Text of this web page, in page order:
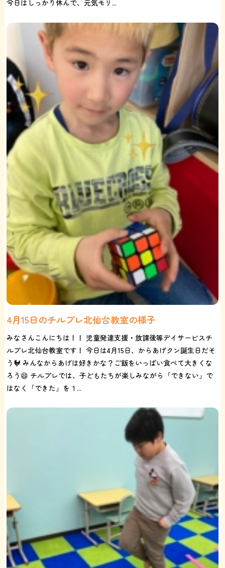
今日はしっかり休んで、元気モリ...
4月15日のチルプレ北仙台教室の様子
みなさんこんにちは！！ 児童発達支援・放課後等デイサービスチ
ルプレ北仙台教室です！ 今日は4月15日、からあげクン誕生日だそ
う🐓 みんなからあげは好きかな？ご飯をいっぱい食べて大きくな
ろう😄 チルプレでは、子どもたちが楽しみながら「できない」で
はなく「できた」を１...